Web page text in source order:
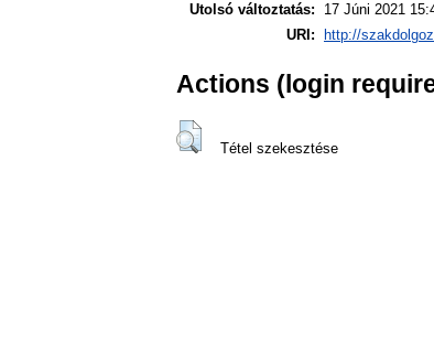
Utolsó változtatás:
17 Júni 2021
URI:
http://
Actions (login
Tétel szekesztése